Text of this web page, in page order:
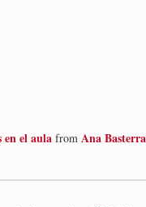
en el aula from Ana Basterra